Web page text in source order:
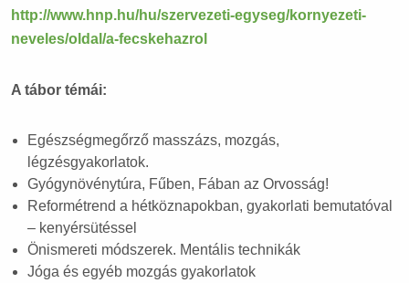
http://www.hnp.hu/hu/szervezeti-egyseg/kornyezeti-
neveles/oldal/a-fecskehazrol
A tábor témái:
Egészségmegőrző masszázs, mozgás,
légzésgyakorlatok.
Gyógynövénytúra, Fűben, Fában az Orvosság!
Reformétrend a hétköznapokban, gyakorlati bemutatóval
– kenyérsütéssel
Önismereti módszerek. Mentális technikák
Jóga és egyéb mozgás gyakorlatok